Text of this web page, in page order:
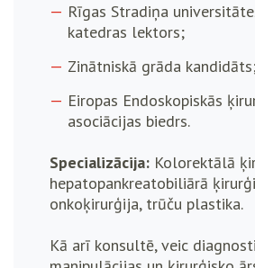
Rīgas Stradiņa
katedras lektors;
Zinātniskā grāda
Eiropas Endoskopiskās
asociācijas biedrs.
Specializācija: Kolorektālā
hepatopankreatobiliārā
onkoķirurģija, trūču plastika.
Kā arī konsultē, veic